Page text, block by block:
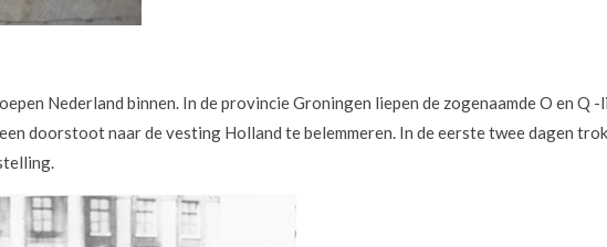
Nederland binnen. In de provincie Groningen liepen de zogenaamde O en Q -
doorstoot naar de vesting Holland te belemmeren. In de eerste twee dagen